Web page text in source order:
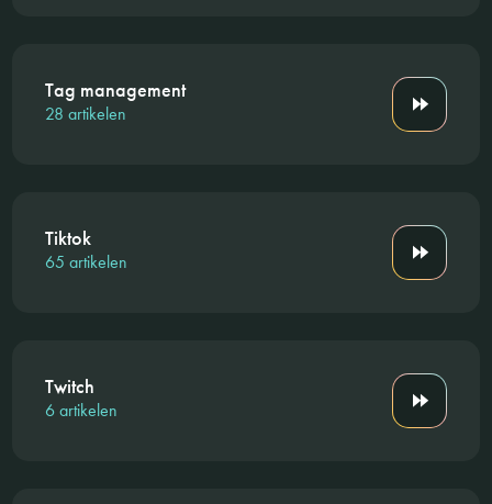
Tag management
28 artikelen
Tiktok
65 artikelen
Twitch
6 artikelen